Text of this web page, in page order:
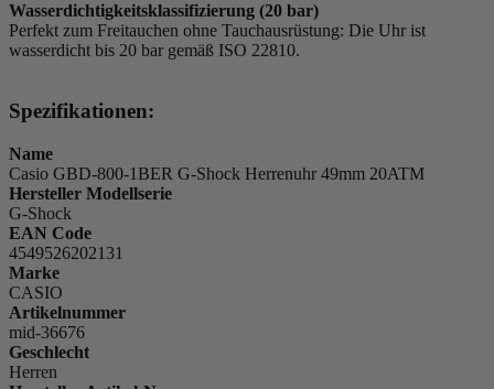
Wasserdichtigkeitsklassifizierung (20 bar)
Perfekt zum Freitauchen ohne Tauchausrüstung: Die Uhr ist
wasserdicht bis 20 bar gemäß ISO 22810.
Spezifikationen:
Name
Casio GBD-800-1BER G-Shock Herrenuhr 49mm 20ATM
Hersteller Modellserie
G-Shock
EAN Code
4549526202131
Marke
CASIO
Artikelnummer
mid-36676
Geschlecht
Herren